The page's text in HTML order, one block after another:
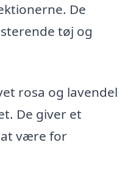
De
tøj og
rosa og lavendel
De giver et
være for